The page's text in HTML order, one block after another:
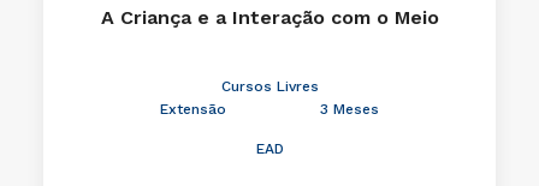
A Criança e a Interação com o Meio
Cursos Livres
Extensão
3 Meses
EAD